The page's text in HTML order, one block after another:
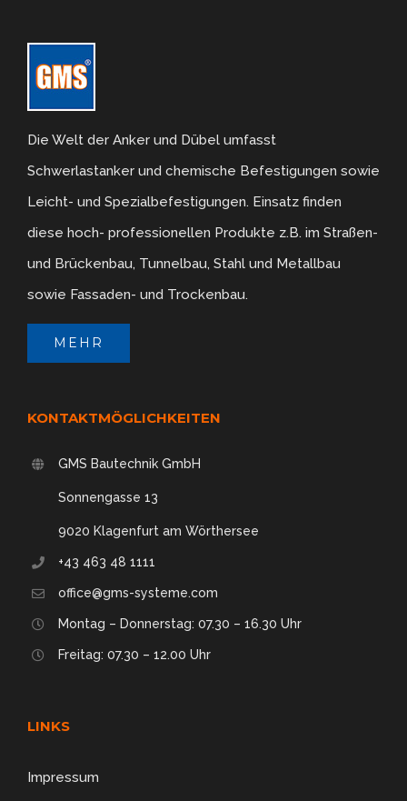
Die Welt der Anker und Dübel umfasst
Schwerlastanker und chemische Befestigungen sowie
Leicht- und Spezialbefestigungen. Einsatz finden
diese hoch- professionellen Produkte z.B. im Straßen-
und Brückenbau, Tunnelbau, Stahl und Metallbau
sowie Fassaden- und Trockenbau.
MEHR
KONTAKTMÖGLICHKEITEN
GMS Bautechnik GmbH
Sonnengasse 13
9020 Klagenfurt am Wörthersee
+43 463 48 1111
office@gms-systeme.com
Montag – Donnerstag: 07.30 – 16.30 Uhr
Freitag: 07.30 – 12.00 Uhr
LINKS
Impressum